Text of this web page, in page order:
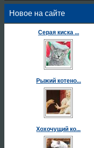
Новое на сайте
Серая киска ...
Рыжий котено...
Хохочущий ко...